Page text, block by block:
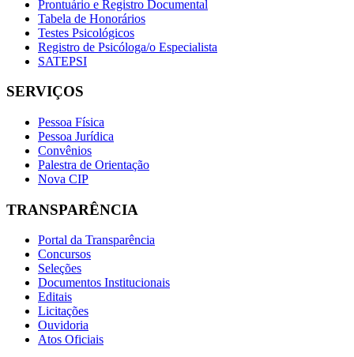
Prontuário e Registro Documental
Tabela de Honorários
Testes Psicológicos
Registro de Psicóloga/o Especialista
SATEPSI
SERVIÇOS
Pessoa Física
Pessoa Jurídica
Convênios
Palestra de Orientação
Nova CIP
TRANSPARÊNCIA
Portal da Transparência
Concursos
Seleções
Documentos Institucionais
Editais
Licitações
Ouvidoria
Atos Oficiais